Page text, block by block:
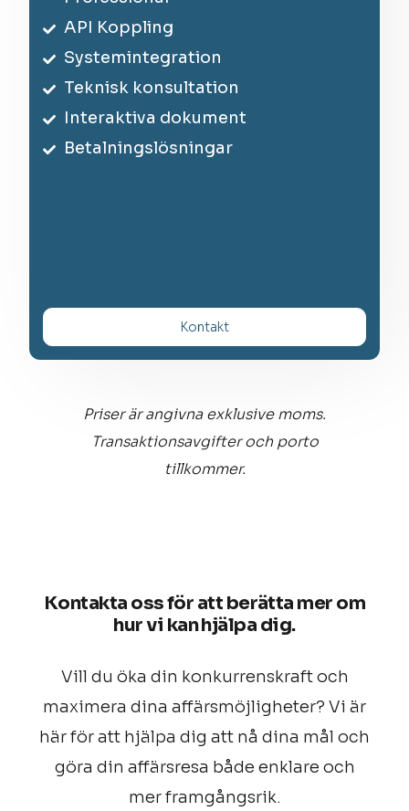
API Koppling
Systemintegration
Teknisk konsultation
Interaktiva dokument
Betalningslösningar
Kontakt
Priser är angivna exklusive moms.
Transaktionsavgifter och porto
tillkommer.
Kontakta oss för att berätta mer om
hur vi kan hjälpa dig.
Vill du öka din konkurrenskraft och
maximera dina affärsmöjligheter? Vi är
här för att hjälpa dig att nå dina mål och
göra din affärsresa både enklare och
mer framgångsrik.